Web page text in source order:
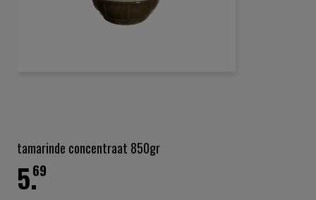
het
begin
van
de
afbeeldingen-
tamarinde concentraat 850gr
69
5.